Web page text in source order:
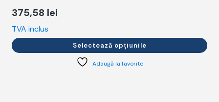
375,58 lei
TVA inclus
Selectează opțiunile
Adaugă la favorite